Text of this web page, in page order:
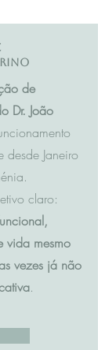
de
Dr. João
Janeiro
claro:
vida mesmo
vezes já não
.